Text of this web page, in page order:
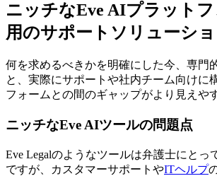
ニッチなEve AIプラットフ
用のサポートソリューシ
何を求めるべきかを明確にした今、専門
と、実際にサポートや社内チーム向けに
フォームとの間のギャップがより見えや
ニッチなEve AIツールの問題点
Eve Legalのようなツールは弁護士にとっ
ですが、カスタマーサポートやITヘルプ